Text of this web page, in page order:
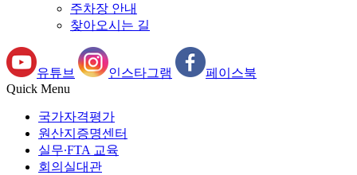
주차장 안내
찾아오시는 길
유튜브 인스타그램
페이스북
Quick Menu
국가자격평가
원산지증명센터
실무∙FTA 교육
회의실대관